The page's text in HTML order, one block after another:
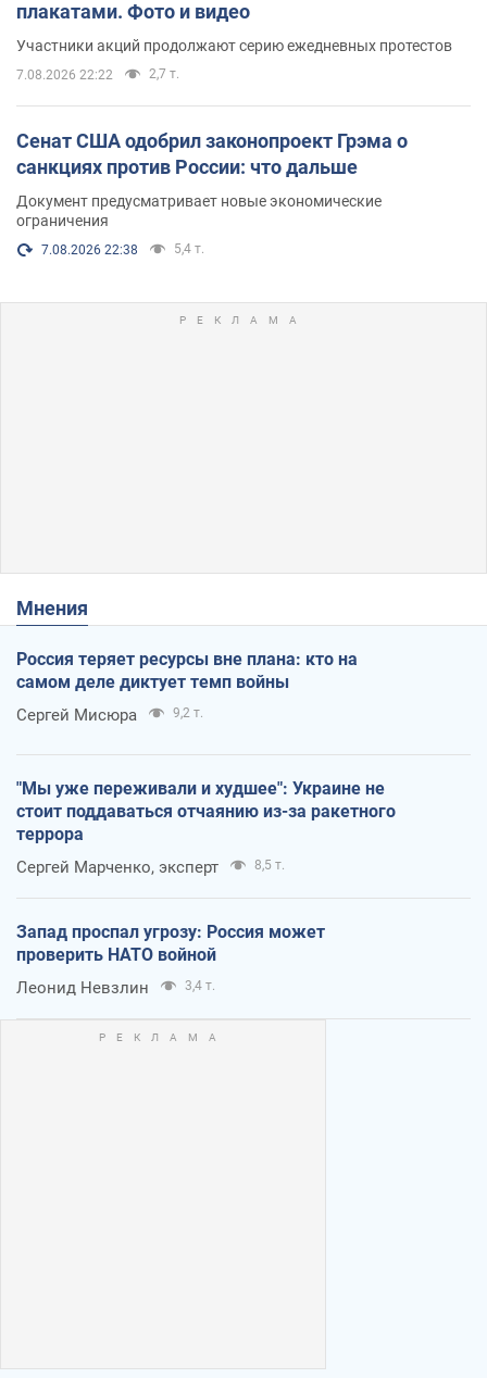
плакатами. Фото и видео
Участники акций продолжают серию ежедневных протестов
7.08.2026 22:22 2,7 т.
Сенат США одобрил законопроект Грэма о
санкциях против России: что дальше
Документ предусматривает новые экономические
ограничения
7.08.2026 22:38 5,4 т.
Мнения
Россия теряет ресурсы вне плана: кто на
самом деле диктует темп войны
Сергей Мисюра 9,2 т.
"Мы уже переживали и худшее": Украине не
стоит поддаваться отчаянию из-за ракетного
террора
Сергей Марченко, эксперт 8,5 т.
Запад проспал угрозу: Россия может
проверить НАТО войной
Леонид Невзлин 3,4 т.